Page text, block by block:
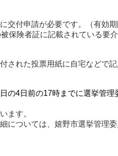
交付申請が必要です。（有効
保険者証に記載されている要
された投票用紙に自宅などで
の4日前の17時までに選挙管理
ます。
については、嬉野市選挙管理